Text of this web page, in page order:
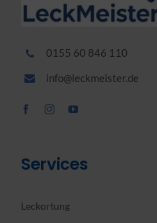
0155 60 846 110
info@leckmeister.de
Services
Leckortung